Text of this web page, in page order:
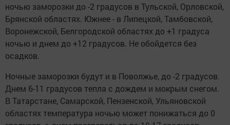
ночью заморозки до -2 градусов в Тульской, Орловской,
Брянской областях. Южнее - в Липецкой, Тамбовской,
Воронежской, Белгородской областях до +1 градуса
ночью и днем до +12 градусов. Не обойдется без
осадков.
Ночные заморозки будут и в Поволжье, до -2 градусов.
Днем 6-11 градусов тепла с дождем и мокрым снегом.
В Татарстане, Самарской, Пензенской, Ульяновской
областях температура ночью может понижаться до 0